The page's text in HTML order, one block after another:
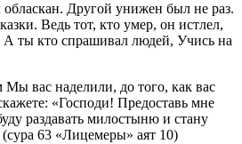
обласкан. Другой унижен был не раз.
Ведь тот, кто умер, он истлел,
А ты кто спрашивал людей, Учись на
Мы вас наделили, до того, как вас
«Господи! Предоставь мне
раздавать милостыню и стану
63 «Лицемеры» аят 10)